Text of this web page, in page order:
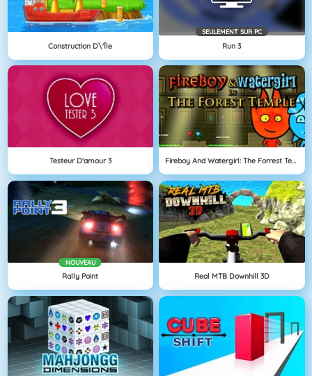
Construction D\'île
SEULEMENT SUR PC
Run 3
Testeur D'amour 3 Fireboy And Watergirl: The Forrest Temple
NOUVEAU
Rally Point Real MTB Downhill 3D